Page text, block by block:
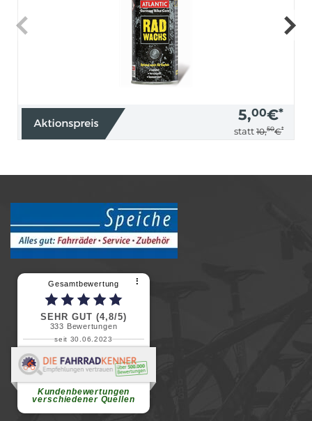
5,00€*
statt 10,50€*
Gesamtbewertung ⠇
SEHR GUT (4,8/5)
333 Bewertungen
seit 30.06.2023
Kundenbewertungen
verschiedener Quellen
Renate H.
Vielen Dank für ein herzliches